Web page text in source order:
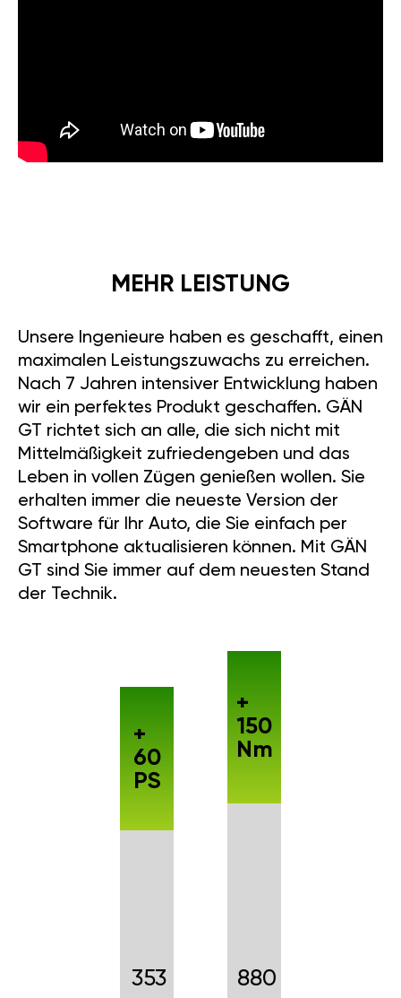
MEHR LEISTUNG
Unsere Ingenieure haben es geschafft, einen
maximalen Leistungszuwachs zu erreichen.
Nach 7 Jahren intensiver Entwicklung haben
wir ein perfektes Produkt geschaffen. GÄN
GT richtet sich an alle, die sich nicht mit
Mittelmäßigkeit zufriedengeben und das
Leben in vollen Zügen genießen wollen. Sie
erhalten immer die neueste Version der
Software für Ihr Auto, die Sie einfach per
Smartphone aktualisieren können. Mit GÄN
GT sind Sie immer auf dem neuesten Stand
der Technik.
353
+
60
PS
880
+
150
Nm